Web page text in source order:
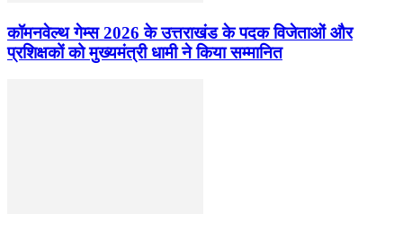
कॉमनवेल्थ गेम्स 2026 के उत्तराखंड के पदक विजेताओं और
प्रशिक्षकों को मुख्यमंत्री धामी ने किया सम्मानित